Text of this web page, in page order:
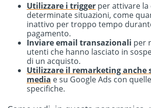
Utilizzare i trigger per attivare la
determinate situazioni, come
inattivo per troppo tempo
pagamento.
Inviare email transazionali per
utenti che hanno lasciato in
di un acquisto.
Utilizzare il remarketing anche
media e su Google Ads con
specifiche.